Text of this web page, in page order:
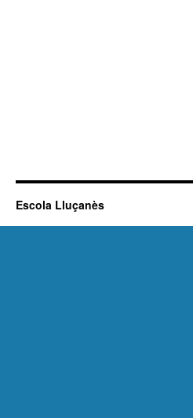
Escola Lluçanès